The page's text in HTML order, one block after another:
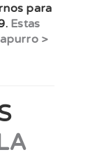
para
Estas
>